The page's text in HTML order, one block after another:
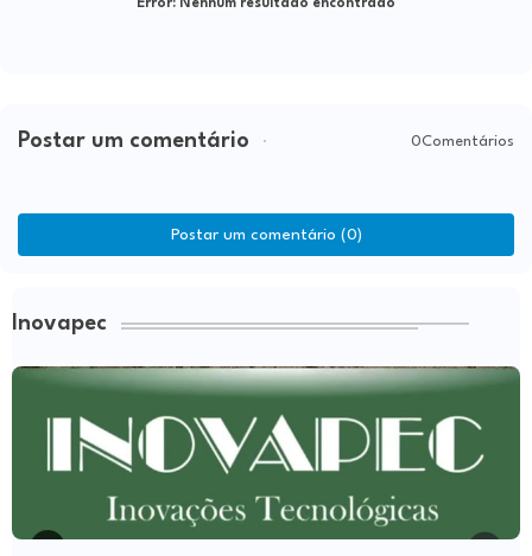
Error: Nenhum resultado encontrado
Postar um comentário 0Comentários
Postar um comentário (0)
Inovapec